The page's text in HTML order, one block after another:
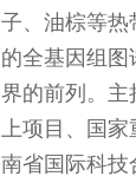
子、油棕等热
的全基因组
界的前列。主
上项目、国家
南省国际科技